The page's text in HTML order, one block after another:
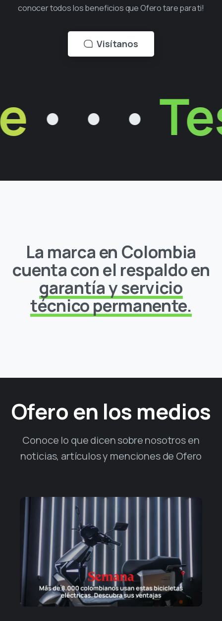
conocer todos los beneficios que Ofero tare para ti!
Visítanos
• • •
La marca en Colombia
cuenta con el respaldo en
garantía y servicio
técnico permanente.
Ofero en los medios
Conoce lo que dicen sobre nosotros en
noticias, artículos y menciones de Ofero